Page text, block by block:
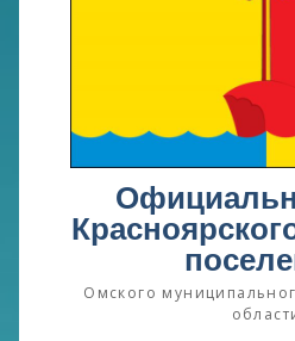
Омского